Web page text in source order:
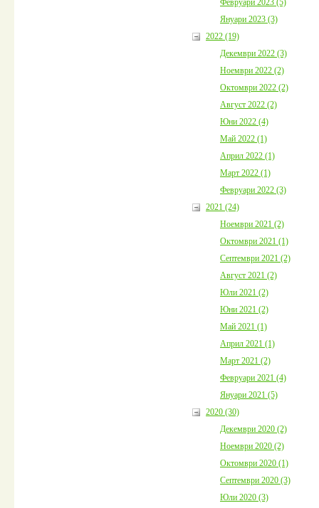
Януари 2023 (3)
2022 (19)
Декември 2022 (3)
Ноември 2022 (2)
Октомври 2022 (2)
Август 2022 (2)
Юни 2022 (4)
Май 2022 (1)
Април 2022 (1)
Март 2022 (1)
Февруари 2022 (3)
2021 (24)
Ноември 2021 (2)
Октомври 2021 (1)
Септември 2021 (2)
Август 2021 (2)
Юли 2021 (2)
Юни 2021 (2)
Май 2021 (1)
Април 2021 (1)
Март 2021 (2)
Февруари 2021 (4)
Януари 2021 (5)
2020 (30)
Декември 2020 (2)
Ноември 2020 (2)
Октомври 2020 (1)
Септември 2020 (3)
Юли 2020 (3)